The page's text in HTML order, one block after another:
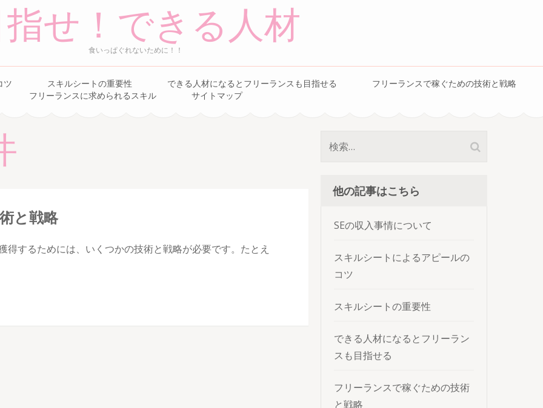
指せ！できる人材
食いっぱぐれないために！！
ツ スキルシートの重要性 できる人材になるとフリーランスも目指せる
フリーランスで稼ぐための技術と戦略
フリーランスに求められるスキル
サイトマップ
と戦略
するためには、いくつかの技術と戦略が必要です。たとえ
検
他の記事はこちら
SEの収入事情について
スキルシートによるアピールの
コツ
スキルシートの重要性
できる人材になるとフリーラン
スも目指せる
フリーランスで稼ぐための技術
と戦略